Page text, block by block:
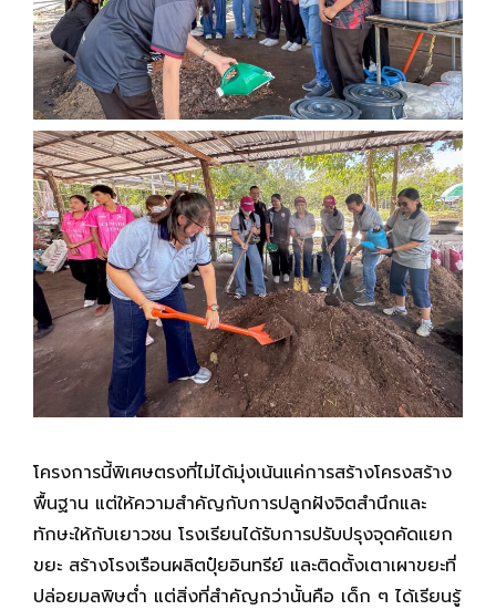
โครงการนี้พิเศษตรงที่ไม่ได้มุ่งเน้นแค่การสร้างโครงสร้าง
พื้นฐาน แต่ให้ความสำคัญกับการปลูกฝังจิตสำนึกและ
ทักษะให้กับเยาวชน โรงเรียนได้รับการปรับปรุงจุดคัดแยก
ขยะ สร้างโรงเรือนผลิตปุ๋ยอินทรีย์ และติดตั้งเตาเผาขยะที่
ปล่อยมลพิษต่ำ แต่สิ่งที่สำคัญกว่านั้นคือ เด็ก ๆ ได้เรียนรู้